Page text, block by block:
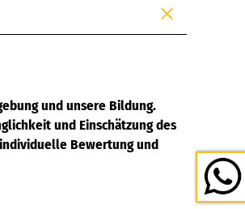
und unsere Bildung.
und Einschätzung des
Bewertung und